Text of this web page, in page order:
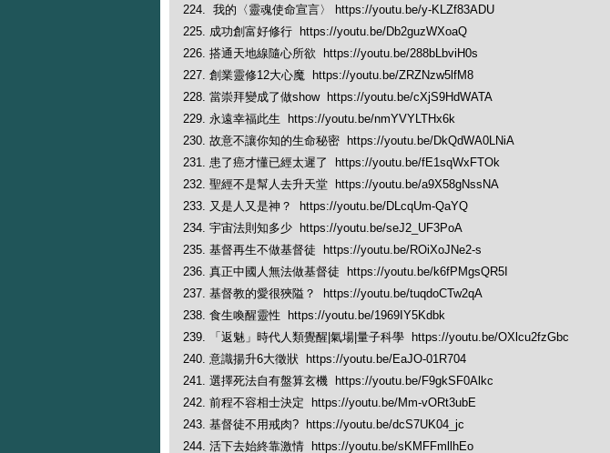
224. 我的〈靈魂使命宣言〉 https://youtu.be/y-KLZf83ADU
225. 成功創富好修行 https://youtu.be/Db2guzWXoaQ
226. 搭通天地線隨心所欲 https://youtu.be/288bLbviH0s
227. 創業靈修12大心魔 https://youtu.be/ZRZNzw5lfM8
228. 當崇拜變成了做show https://youtu.be/cXjS9HdWATA
229. 永遠幸福此生 https://youtu.be/nmYVYLTHx6k
230. 故意不讓你知的生命秘密 https://youtu.be/DkQdWA0LNiA
231. 患了癌才懂已經太遲了 https://youtu.be/fE1sqWxFTOk
232. 聖經不是幫人去升天堂 https://youtu.be/a9X58gNssNA
233. 又是人又是神？ https://youtu.be/DLcqUm-QaYQ
234. 宇宙法則知多少 https://youtu.be/seJ2_UF3PoA
235. 基督再生不做基督徒 https://youtu.be/ROiXoJNe2-s
236. 真正中國人無法做基督徒 https://youtu.be/k6fPMgsQR5I
237. 基督教的愛很狹隘？ https://youtu.be/tuqdoCTw2qA
238. 食生喚醒靈性 https://youtu.be/1969IY5Kdbk
239. 「返魅」時代人類覺醒|氣場|量子科學 https://youtu.be/OXlcu2fzGbc
240. 意識揚升6大徵狀 https://youtu.be/EaJO-01R704
241. 選擇死法自有盤算玄機 https://youtu.be/F9gkSF0Alkc
242. 前程不容相士決定 https://youtu.be/Mm-vORt3ubE
243. 基督徒不用戒肉? https://youtu.be/dcS7UK04_jc
244. 活下去始終靠激情 https://youtu.be/sKMFFmllhEo